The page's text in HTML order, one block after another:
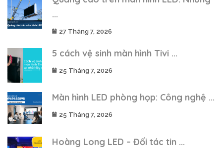
...
27 Tháng 7, 2026
5 cách vệ sinh màn hình Tivi ...
25 Tháng 7, 2026
Màn hình LED phòng họp: Công nghệ ...
25 Tháng 7, 2026
Hoàng Long LED – Đối tác tin ...